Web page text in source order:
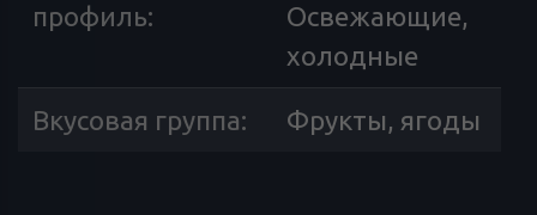
профиль:
Освежающие,
холодные
Вкусовая группа: Фрукты, ягоды